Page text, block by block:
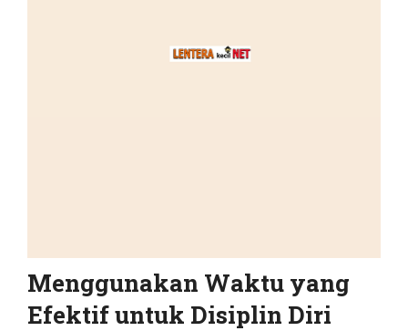
Menggunakan Waktu yang
Efektif untuk Disiplin Diri